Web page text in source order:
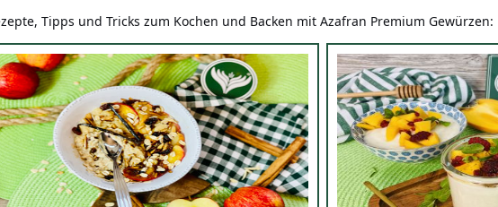
Tipps und Tricks zum Kochen und Backen mit Azafran Premium Gewürzen: